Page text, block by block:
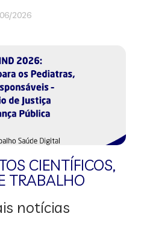
2026
CIENTÍFICOS,
TRABALHO
notícias